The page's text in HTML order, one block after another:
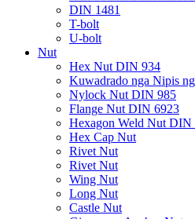
DIN 1481
T-bolt
U-bolt
Nut
Hex Nut DIN 934
Kuwadrado nga Nipis
Nylock Nut DIN 985
Flange Nut DIN 6923
Hexagon Weld Nut DIN
Hex Cap Nut
Rivet Nut
Rivet Nut
Wing Nut
Long Nut
Castle Nut